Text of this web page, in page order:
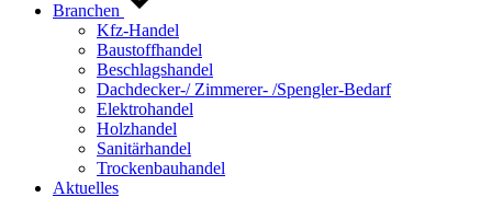
Branchen
Kfz-Handel
Baustoffhandel
Beschlagshandel
Dachdecker-/ Zimmerer- /Spengler-Bedarf
Elektrohandel
Holzhandel
Sanitärhandel
Trockenbauhandel
Aktuelles